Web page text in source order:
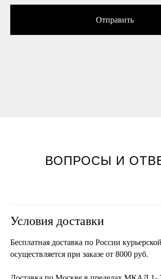
Отправить
ВОПРОСЫ И
Условия доставки
Бесплатная доставка по России
осуществляется при заказе от 8000 руб.